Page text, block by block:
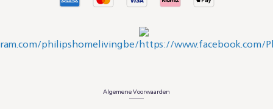
Algemene Voorwaarden